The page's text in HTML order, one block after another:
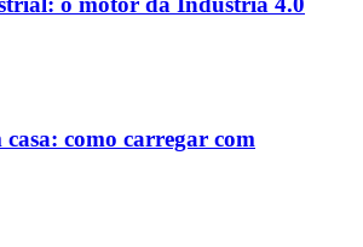
como carregar com